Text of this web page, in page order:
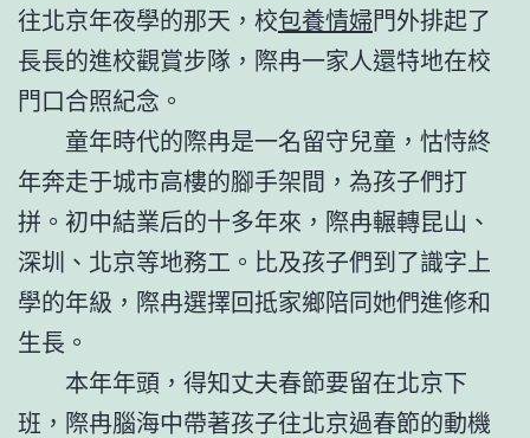
往北京年夜學的那天，校包養情婦門外排起了
長長的進校觀賞步隊，際冉一家人還特地在校
門口合照紀念。
童年時代的際冉是一名留守兒童，怙恃終
年奔走于城市高樓的腳手架間，為孩子們打
拼。初中結業后的十多年來，際冉輾轉昆山、
深圳、北京等地務工。比及孩子們到了識字上
學的年級，際冉選擇回抵家鄉陪同她們進修和
生長。
本年年頭，得知丈夫春節要留在北京下
班，際冉腦海中帶著孩子往北京過春節的動機